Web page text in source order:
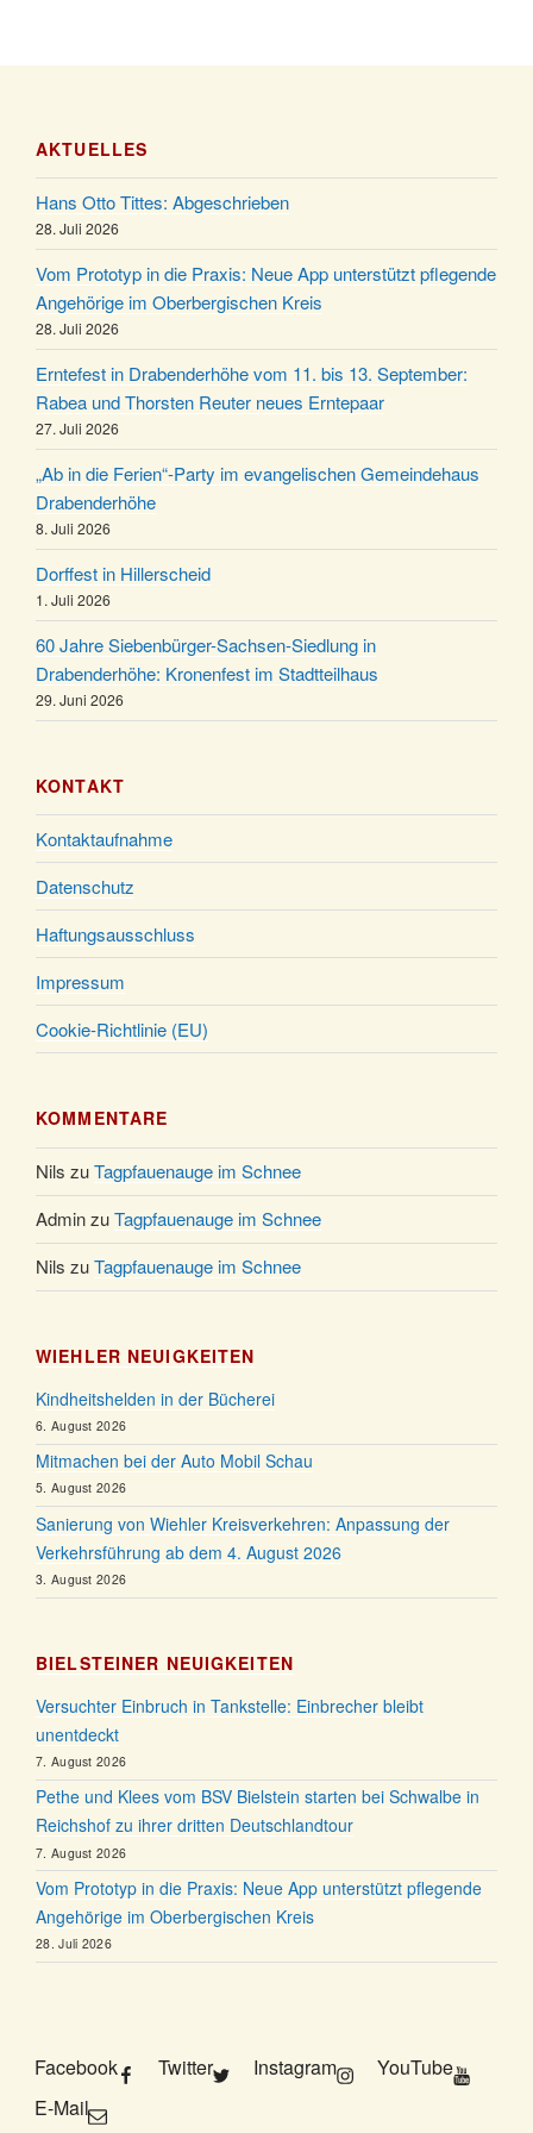
28.11.
Gassner-Hof um 15:00 Uhr
28.11.
Katharinenball der Kreisgruppe im Stadtteilhaus
um 19:00 Uhr
03.12.
Adventsfeier des Frauenvereins im Ev.
Gemeindehaus um 19:00 Uhr
11.12.
Puer-Natus weihnachtliches Brauchtum am
Robert-Gassner-Hof um 17:00 Uhr
19.12.
Kinderbibeltag im Ev. Gemeindehaus von 10-12
Uhr
20.12.
Weihnachts-Konzert des Honterus Chors in der
Kirche um 17:00 Uhr
24.12.
Familiengottesdienst mit Krippenspiel im Ev.
Gemeindehaus um 15:00 Uhr
24.12. Familiengottesdienst in der FeG um 16 Uhr
24.12.
Weihnachtsgottesdienst in der Kirche um 15:00
Uhr
24.12.
Weihnachtsgottesdienst in der Kirche um 18:00
Uhr
Christmette mit der ev. Jugend in der Kirche um
31.12.
Gottesdienst zu Silvester in der Kirche um 18:00
Uhr
AKTUELLES
Hans Otto Tittes: Abgeschrieben
28. Juli 2026
Vom Prototyp in die Praxis: Neue App unterstützt pflegende
Angehörige im Oberbergischen Kreis
28. Juli 2026
Erntefest in Drabenderhöhe vom 11. bis 13. September:
Rabea und Thorsten Reuter neues Erntepaar
27. Juli 2026
„Ab in die Ferien“-Party im evangelischen Gemeindehaus
Drabenderhöhe
8. Juli 2026
Dorffest in Hillerscheid
1. Juli 2026
60 Jahre Siebenbürger-Sachsen-Siedlung in
Drabenderhöhe: Kronenfest im Stadtteilhaus
29. Juni 2026
KONTAKT
Kontaktaufnahme
Datenschutz
Haftungsausschluss
Impressum
Cookie-Richtlinie (EU)
KOMMENTARE
Nils zuTagpfauenauge im Schnee
AdminzuTagpfauenauge im Schnee
Nils zuTagpfauenauge im Schnee
WIEHLER NEUIGKEITEN
Kindheitshelden in der Bücherei
6. August 2026
Mitmachen bei der Auto Mobil Schau
5. August 2026
Sanierung von Wiehler Kreisverkehren: Anpassung der
Verkehrsführung ab dem 4. August 2026
3. August 2026
BIELSTEINER NEUIGKEITEN
Versuchter Einbruch in Tankstelle: Einbrecher bleibt
unentdeckt
7. August 2026
Pethe und Klees vom BSV Bielstein starten bei Schwalbe in
Reichshof zu ihrer dritten Deutschlandtour
7. August 2026
Vom Prototyp in die Praxis: Neue App unterstützt pflegende
Angehörige im Oberbergischen Kreis
28. Juli 2026
Facebook Twitter Instagram
YouTube
E-Mail